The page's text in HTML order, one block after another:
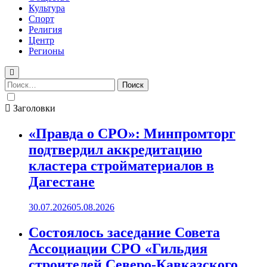
Культура
Спорт
Религия
Центр
Регионы
Найти:
Заголовки
«Правда о СРО»: Минпромторг
подтвердил аккредитацию
кластера стройматериалов в
Дагестане
30.07.202605.08.2026
Состоялось заседание Совета
Ассоциации СРО «Гильдия